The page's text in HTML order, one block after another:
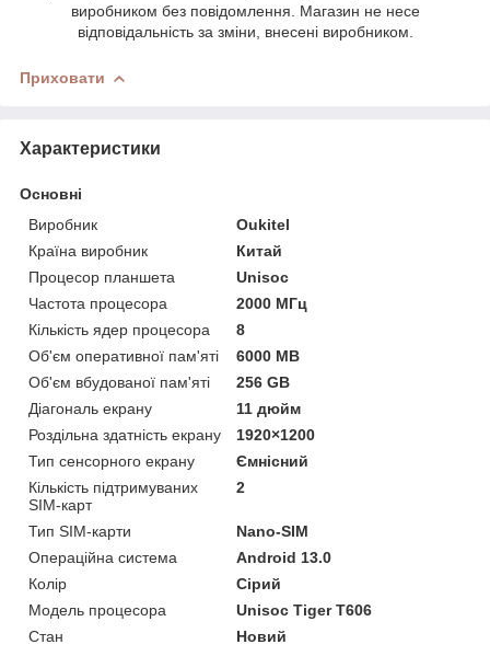
виробником без повідомлення. Магазин не несе
відповідальність за зміни, внесені виробником.
Приховати
Характеристики
Основні
Виробник
Oukitel
Країна виробник
Китай
Процесор планшета
Unisoc
Частота процесора
2000 МГц
Кількість ядер процесора
8
Об'єм оперативної пам'яті
6000 MB
Об'єм вбудованої пам'яті
256 GB
Діагональ екрану
11 дюйм
Роздільна здатність екрану
1920×1200
Тип сенсорного екрану
Ємнісний
Кількість підтримуваних
SIM-карт
2
Тип SIM-карти
Nano-SIM
Операційна система
Android 13.0
Колір
Сірий
Модель процесора
Unisoc Tiger T606
Стан
Новий